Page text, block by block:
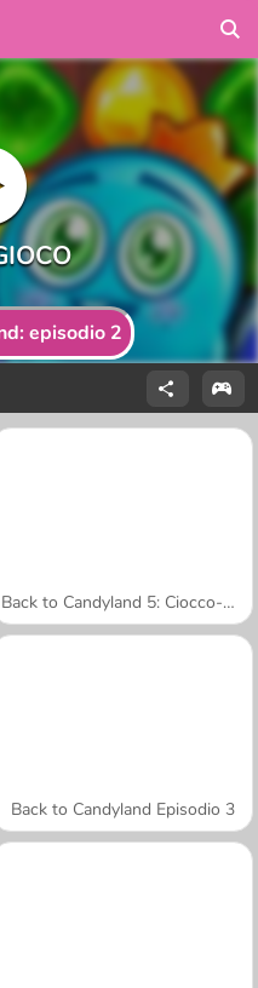
episodio 2
Back to Candyland 5: Ciocco-montagna
Back to Candyland Episodio 3